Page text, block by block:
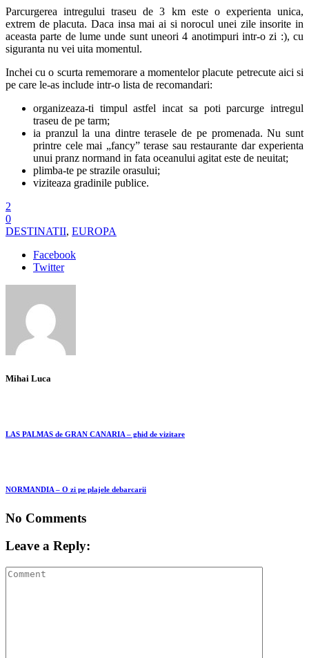
Parcurgerea intregului traseu de 3 km este o experienta unica,
extrem de placuta. Daca insa mai ai si norocul unei zile insorite in
aceasta parte de lume unde sunt uneori 4 anotimpuri intr-o zi :), cu
siguranta nu vei uita momentul.
Inchei cu o scurta rememorare a momentelor placute petrecute aici si
pe care le-as include intr-o lista de recomandari:
organizeaza-ti timpul astfel incat sa poti parcurge intregul
traseu de pe tarm;
ia pranzul la una dintre terasele de pe promenada. Nu sunt
printre cele mai „fancy” terase sau restaurante dar experienta
unui pranz normand in fata oceanului agitat este de neuitat;
plimba-te pe strazile orasului;
viziteaza gradinile publice.
2
0
DESTINATII, EUROPA
Facebook
Twitter
Mihai Luca
LAS PALMAS de GRAN CANARIA – ghid de vizitare
NORMANDIA – O zi pe plajele debarcarii
No Comments
Leave a Reply: